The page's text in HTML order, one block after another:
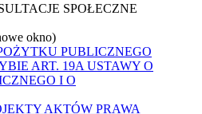
SPOŁECZNE
okno)
PUBLICZNEGO
ART. 19A USTAWY O
I O
AKTÓW PRAWA